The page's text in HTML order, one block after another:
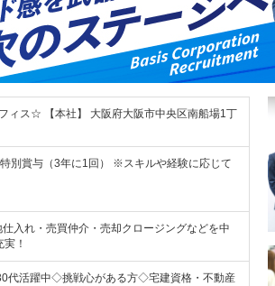
ス☆ 【本社】 大阪府大阪市中央区南船場1丁
別賞与（3年に1回） ※スキルや経験に応じて
入れ・売買仲介・売却クロージングなどを中
！
代活躍中◇挑戦心がある方◇宅建資格・不動産